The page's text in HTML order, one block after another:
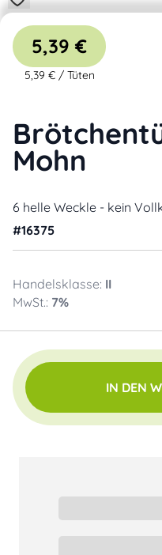
Mohn
6 helle Weckle - kein
#16375
Handelsklasse: II
MwSt.: 7%
5,39 €
5,39 €/ Tüten
IN DEN